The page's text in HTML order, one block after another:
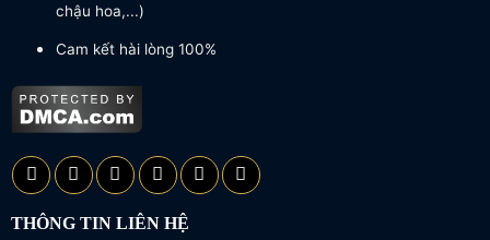
chậu hoa,...)
Cam kết hài lòng 100%
THÔNG TIN LIÊN HỆ